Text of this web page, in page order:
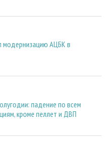
модернизацию АЦБК в
падение по всем
кроме пеллет и ДВП